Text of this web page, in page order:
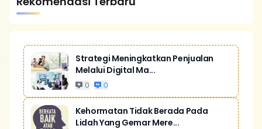
Strategi Meningkatkan Penjualan
Melalui Digital Ma...
0 0
Kehormatan Tidak Berada Pada
Lidah Yang Gemar Mere...